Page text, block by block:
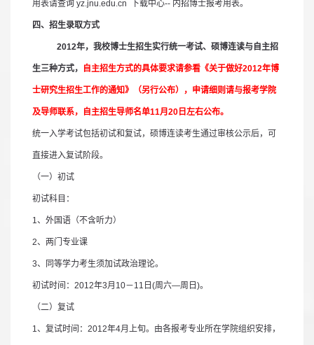
用表请查询 yz.jnu.edu.cn 下载中心-- 内招博士报考用表。
四、招生录取方式
2012年，我校博士生招生实行统一考试、硕博连读与自主招
生三种方式， 自主招生方式的具体要求请参看《关于做好2012年博
士研究生招生工作的通知》（另行公布），申请细则请与报考学院
及导师联系，自主招生导师名单11月20 日左右公布。
统一入学考试包括初试和复试，硕博连读考生通过审核公示后，可
直接进入复试阶段。
（一）初试
初试科目：
1、外国语（不含听力）
2、两门专业课
3、同等学力考生须加试政治理论。
初试时间：2012年3月 10－11 日(周六—周日)。
（二）复试
1、复试时间：2012年4月上旬。由各报考专业所在学院组织安排，